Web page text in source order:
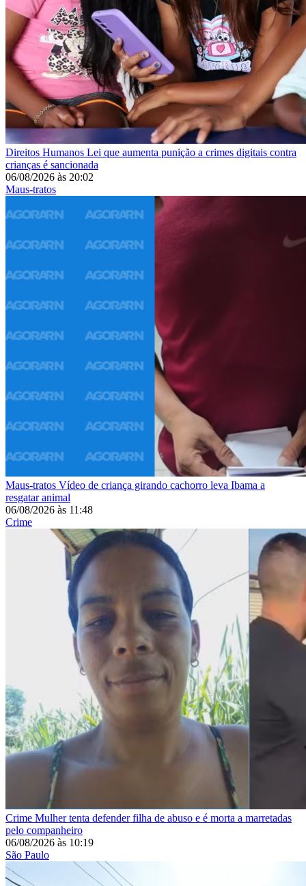
Direitos Humanos Lei que aumenta punição a crimes digitais contra
crianças é sancionada
06/08/2026 às 20:02
Maus-tratos
Maus-tratos Vídeo de criança girando cachorro leva Ibama a
resgatar animal
06/08/2026 às 11:48
Crime
Crime Mulher tenta defender filha de abuso e é morta a marretadas
pelo companheiro
06/08/2026 às 10:19
São Paulo